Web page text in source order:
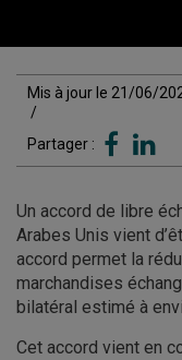
Mis à jour le 21/06/
/
Partager :
Un accord de libre
Arabes Unis vient
accord permet la
marchandises
bilatéral estimé à
Cet accord vient en